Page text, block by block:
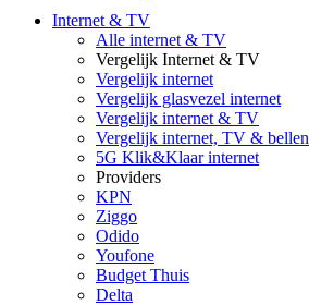
Internet & TV
Alle internet & TV
Vergelijk Internet & TV
Vergelijk internet
Vergelijk glasvezel internet
Vergelijk internet & TV
Vergelijk internet, TV & bellen
5G Klik&Klaar internet
Providers
KPN
Ziggo
Odido
Youfone
Budget Thuis
Delta